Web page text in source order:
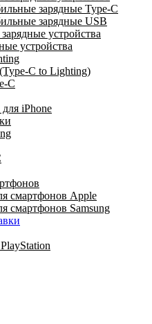
зарядные Type-C
зарядные USB
устройства
устройства
C to Lighting)
C
iPhone
смартфонов Apple
смартфонов Samsung